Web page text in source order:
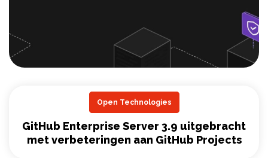
Open Technologies
GitHub Enterprise Server 3.9 uitgebracht
met verbeteringen aan GitHub Projects